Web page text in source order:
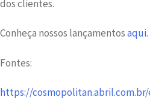
dos clientes.
Conheça nossos lançamentosaqui.
Fontes:
https://